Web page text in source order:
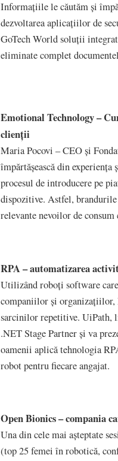
Informaţiile le căutăm şi
dezvoltarea aplicațiilor de
GoTech World soluții
eliminate complet
Emotional Technology –
clienții
Maria Pocovi – CEO și
împărtășească din
procesul de introducere pe
dispozitive. Astfel,
relevante nevoilor de
RPA – automatizarea
Utilizând roboți software
companiilor și organizațiilor,
sarcinilor repetitive. UiPath,
.NET Stage Partner și va
oamenii aplică tehnologia
robot pentru fiecare angajat.
Open Bionics – compania
Una din cele mai așteptate
(top 25 femei în robotică,